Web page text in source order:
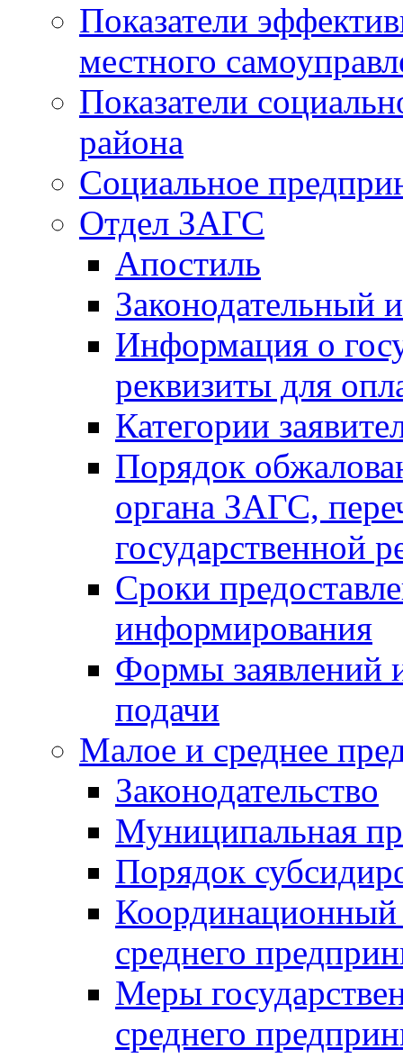
Показатели
местного
Показатели
района
Социальное
Отдел ЗАГС
Апостиль
Законодательный
Информация о
реквизиты для
Категории
Порядок
органа ЗАГС,
государственной
Сроки
информирования
Формы заявлений
подачи
Малое и среднее
Законодательство
Муниципальная
Порядок
Координационный
среднего
Меры
среднего